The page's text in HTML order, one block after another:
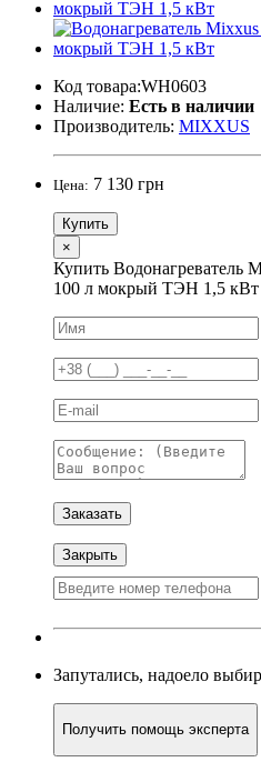
Код товара:WH0603
Наличие: Есть в наличии
Производитель: MIXXUS
Цена: 7 130 грн
Купить
×
Купить Водонагреватель
100 л мокрый ТЭН 1,5 кВт
Заказать
Закрыть
Запутались, надоело
Получить помощь эксперта